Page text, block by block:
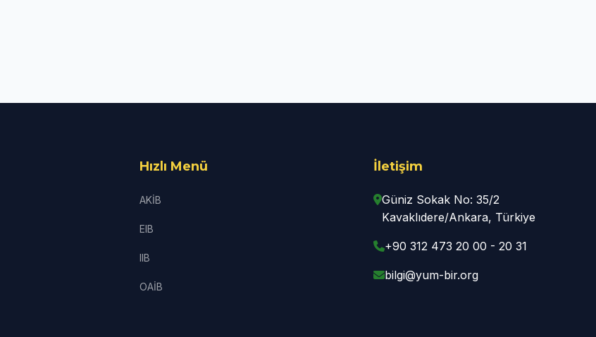
Hızlı Menü
AKİB
EIB
IIB
OAİB
İletişim
Güniz Sokak No: 35/2
Kavaklıdere/Ankara, Türkiye
+90 312 473 20 00 - 20 31
bilgi@yum-bir.org